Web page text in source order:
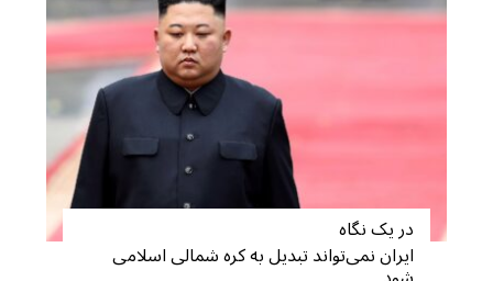
در یک نگاه
ایران نمی‌تواند تبدیل به کره شمالی اسلامی